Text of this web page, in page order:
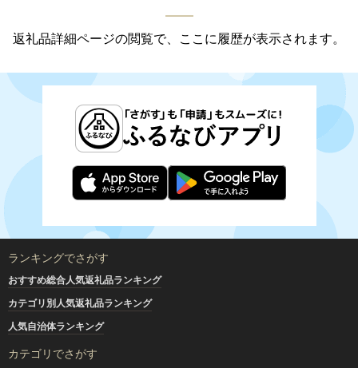
返礼品詳細ページの閲覧で、ここに履歴が表示されます。
ランキングでさがす
おすすめ総合人気返礼品ランキング
カテゴリ別人気返礼品ランキング
人気自治体ランキング
カテゴリでさがす